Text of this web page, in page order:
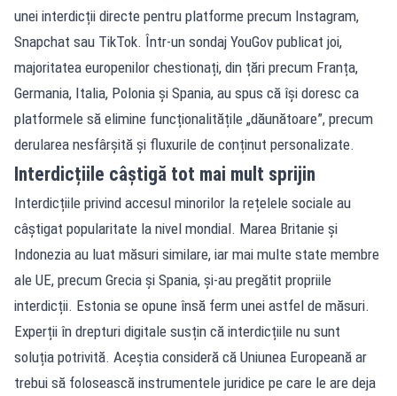
unei interdicții directe pentru platforme precum Instagram,
Snapchat sau TikTok. Într-un sondaj YouGov publicat joi,
majoritatea europenilor chestionați, din țări precum Franța,
Germania, Italia, Polonia și Spania, au spus că își doresc ca
platformele să elimine funcționalitățile „dăunătoare”, precum
derularea nesfârșită și fluxurile de conținut personalizate.
Interdicțiile câștigă tot mai mult sprijin
Interdicțiile privind accesul minorilor la rețelele sociale au
câștigat popularitate la nivel mondial. Marea Britanie și
Indonezia au luat măsuri similare, iar mai multe state membre
ale UE, precum Grecia și Spania, și-au pregătit propriile
interdicții. Estonia se opune însă ferm unei astfel de măsuri.
Experții în drepturi digitale susțin că interdicțiile nu sunt
soluția potrivită. Aceștia consideră că Uniunea Europeană ar
trebui să folosească instrumentele juridice pe care le are deja